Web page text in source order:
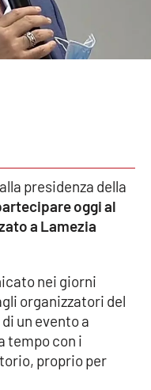
presidenza della
oggi al
a Lamezia
nei giorni
organizzatori del
un evento a
tempo con i
proprio per